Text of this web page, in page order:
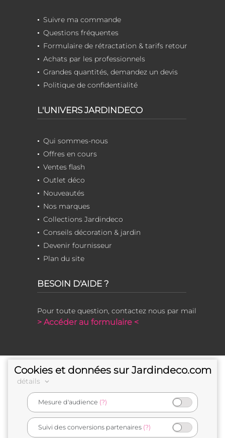
Suivre ma commande
Questions fréquentes
Formulaire de rétractation & tarifs retour
Achats par les professionnels
Grandes quantités, demandez un devis
Politique de confidentialité
L'UNIVERS JARDINDECO
Qui sommes-nous
Offres en cours
Ventes flash
Outlet déco
Nouveautés
Nos marques
Collections Jardindeco
Conseils décoration & jardin
Devenir fournisseur
Plan du site
BESOIN D'AIDE ?
Pour toute question, contactez nous par mail
> Accéder au formulaire <
e-commerçant français
Cookies et données sur Jardindeco.com
détails
Mesure d'audience (?)
Suivi des conversions partenaires (?)